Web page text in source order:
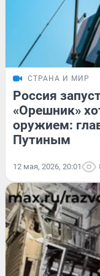
СТРАНА И МИР
Россия
«Орешник»
оружием:
Путиным
12 мая, 2026, 20:01